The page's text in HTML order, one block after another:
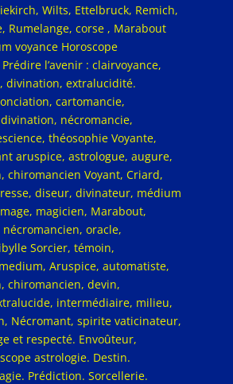
Wilts, Ettelbruck, Remich,
Rumelange, corse , Marabout
voyance Horoscope
l’avenir : clairvoyance,
divination, extralucidité.
cartomancie,
nécromancie,
théosophie Voyante,
aruspice, astrologue, augure,
chiromancien Voyant, Criard,
diseur, divinateur, médium
magicien, Marabout,
oracle,
Sorcier, témoin,
Aruspice, automatiste,
chiromancien, devin,
intermédiaire, milieu,
Nécromant, spirite vaticinateur,
et respecté. Envoûteur,
astrologie. Destin.
Prédiction. Sorcellerie.